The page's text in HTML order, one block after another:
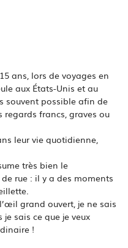
ans, lors de voyages en
aux États-Unis et au
souvent possible afin de
regards francs, graves ou
leur vie quotidienne,
très bien le
rue : il y a des moments
grand ouvert, je ne sais
sais ce que je veux
!